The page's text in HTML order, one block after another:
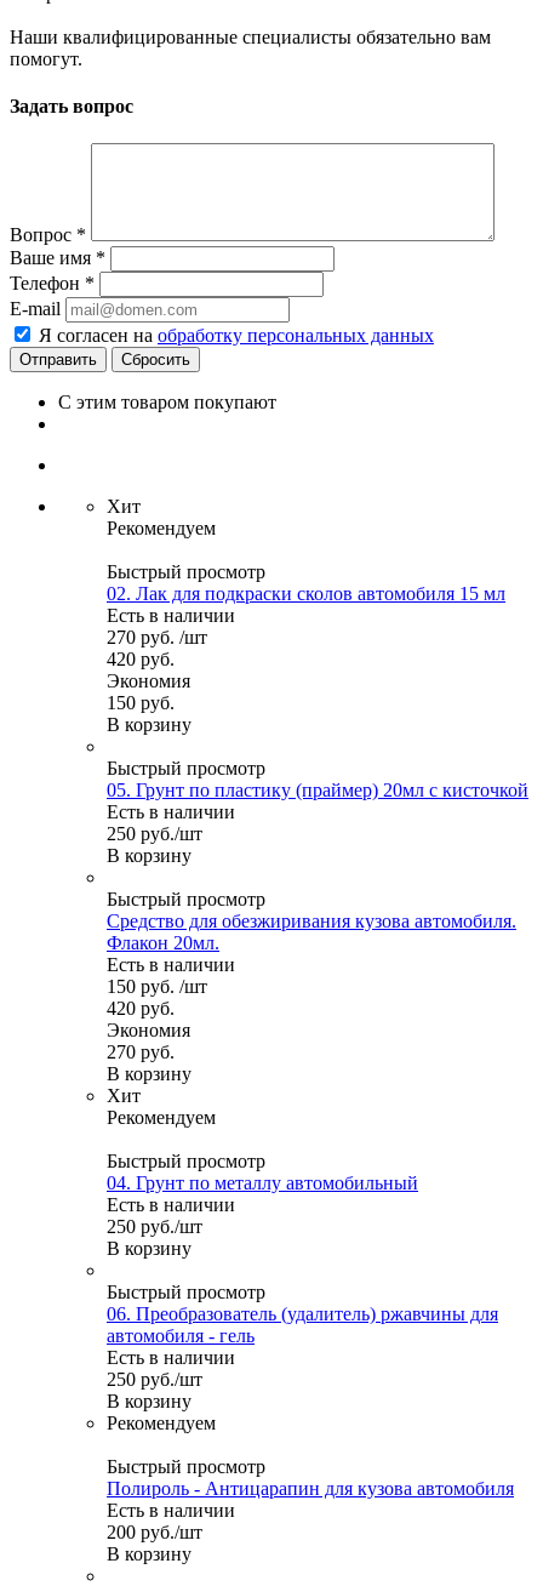
Наши квалифицированные специалисты обязательно вам
помогут.
Задать вопрос
Вопрос *
Ваше имя *
Телефон *
E-mail
Я согласен на обработку персональных данных
Сбросить
С этим товаром покупают
Хит
Рекомендуем
Быстрый просмотр
02. Лак для подкраски сколов автомобиля 15 мл
Есть в наличии
270 руб. /шт
420 руб.
Экономия
150 руб.
В корзину
Быстрый просмотр
05. Грунт по пластику (праймер) 20мл с кисточкой
Есть в наличии
250 руб./шт
В корзину
Быстрый просмотр
Средство для обезжиривания кузова автомобиля.
Флакон 20мл.
Есть в наличии
150 руб. /шт
420 руб.
Экономия
270 руб.
В корзину
Хит
Рекомендуем
Быстрый просмотр
04. Грунт по металлу автомобильный
Есть в наличии
250 руб./шт
В корзину
Быстрый просмотр
06. Преобразователь (удалитель) ржавчины для
автомобиля - гель
Есть в наличии
250 руб./шт
В корзину
Рекомендуем
Быстрый просмотр
Полироль - Антицарапин для кузова автомобиля
Есть в наличии
200 руб./шт
В корзину